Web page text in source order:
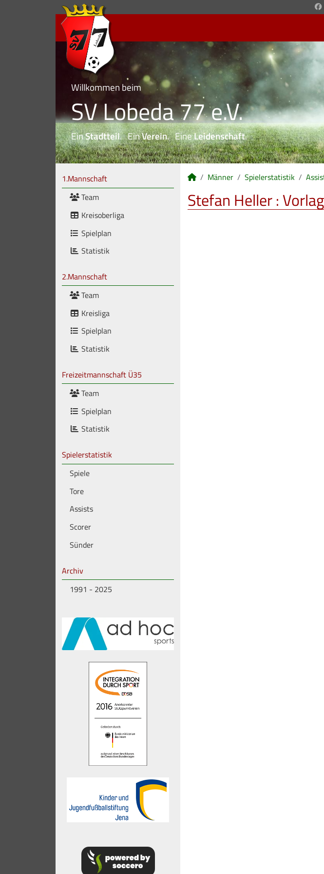
Willkommen beim
SV Lobeda 77 e.V.
EinStadtteil. EinVerein. EineLeidenschaft.
1.Mannschaft
Team
Kreisoberliga
Spielplan
Statistik
2.Mannschaft
Team
Kreisliga
Spielplan
Statistik
Freizeitmannschaft Ü35
Team
Spielplan
Statistik
Spielerstatistik
Spiele
Tore
Assists
Scorer
Sünder
Archiv
1991 - 2025
Männer Spielerstatistik
Stefan Heller :